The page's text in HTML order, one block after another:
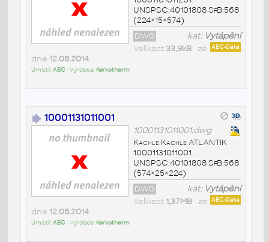
UNSPSC:40101808 SfB:568
(224×15×574)
kat: Vytápění
DWG
AEC-Data
Velikost33,9kB• ze
dne 12.08.2014
Umístil:AEC• Výrobce: Kerkotherm
10001131011001
10001131011001.dwg
Kachle Kachle ATLANTIK
10001131011001
UNSPSC:40101808 SfB:568
(574×25×224)
kat: Vytápění
DWG
AEC-Data
Velikost 1,37MB• ze
dne 12.08.2014
Umístil:AEC• Výrobce: Kerkotherm